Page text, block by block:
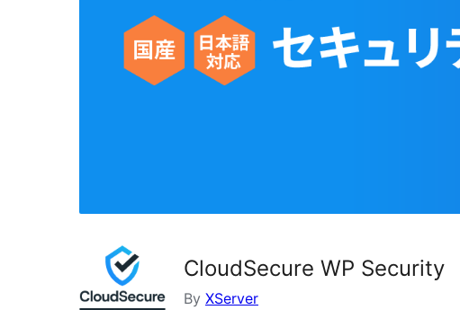
CloudSecure WP Security
By XServer